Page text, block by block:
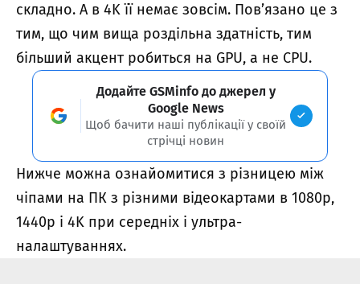
складно. А в 4K її немає зовсім. Пов’язано це з
тим, що чим вища роздільна здатність, тим
більший акцент робиться на GPU, а не CPU.
Додайте GSMinfo до джерел у
Google News
Щоб бачити наші публікації у своїй
стрічці новин
Нижче можна ознайомитися з різницею між
чіпами на ПК з різними відеокартами в 1080p,
1440p і 4K при середніх і ультра-
налаштуваннях.